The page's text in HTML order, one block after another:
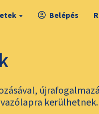
Belépés
kerülhetnek.